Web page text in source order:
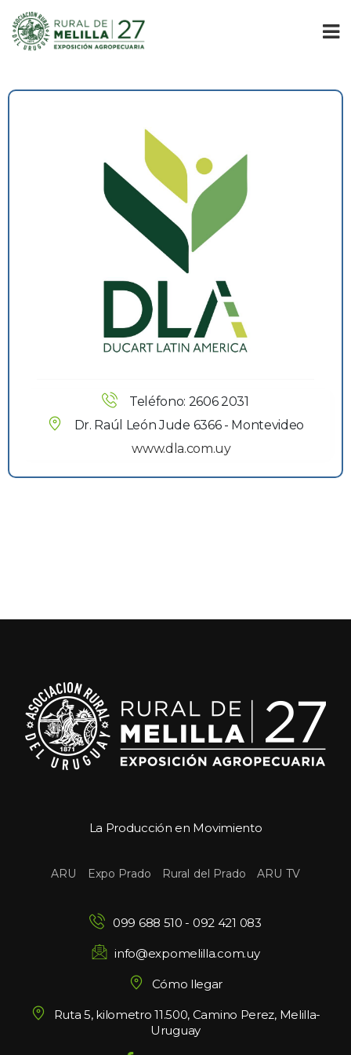
Teléfono: 2606 2031
Dr. Raúl León Jude 6366 - Montevideo
www.dla.com.uy
La Producción en Movimiento
ARU Expo Prado Rural del Prado ARU TV
099 688 510 - 092 421 083
info@expomelilla.com.uy
Cómo llegar
Ruta 5, kilometro 11.500, Camino Perez, Melilla-
Uruguay